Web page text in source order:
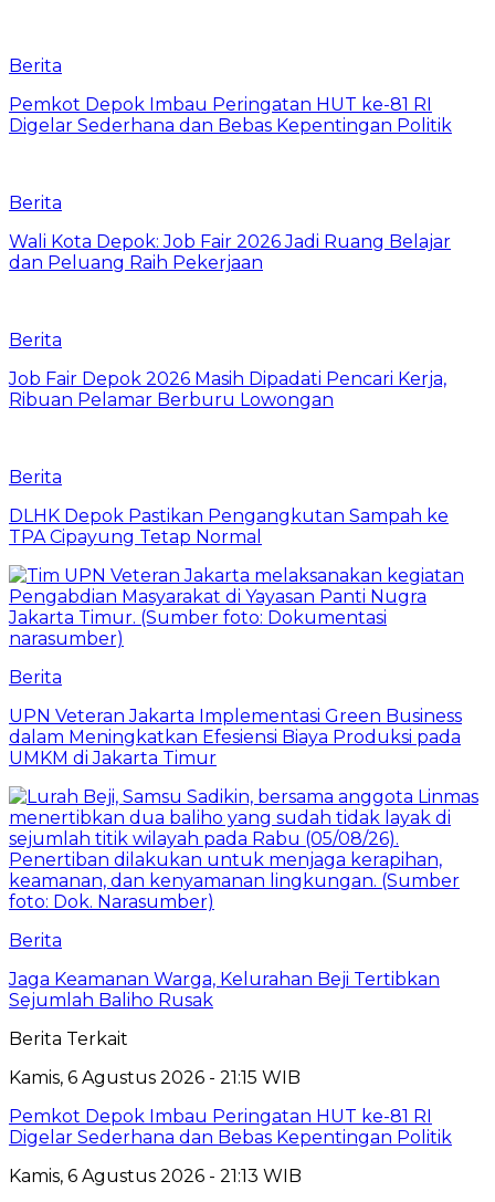
Berita
Pemkot Depok Imbau Peringatan HUT ke-81 RI
Digelar Sederhana dan Bebas Kepentingan Politik
Berita
Wali Kota Depok: Job Fair 2026 Jadi Ruang Belajar
dan Peluang Raih Pekerjaan
Berita
Job Fair Depok 2026 Masih Dipadati Pencari Kerja,
Ribuan Pelamar Berburu Lowongan
Berita
DLHK Depok Pastikan Pengangkutan Sampah ke
TPA Cipayung Tetap Normal
Berita
UPN Veteran Jakarta Implementasi Green Business
dalam Meningkatkan Efesiensi Biaya Produksi pada
UMKM di Jakarta Timur
Berita
Jaga Keamanan Warga, Kelurahan Beji Tertibkan
Sejumlah Baliho Rusak
Berita Terkait
Kamis, 6 Agustus 2026 - 21:15 WIB
Pemkot Depok Imbau Peringatan HUT ke-81 RI
Digelar Sederhana dan Bebas Kepentingan Politik
Kamis, 6 Agustus 2026 - 21:13 WIB